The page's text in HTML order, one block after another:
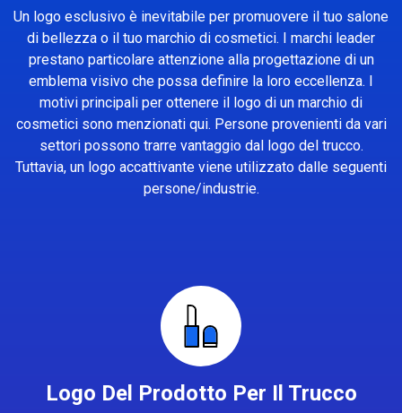
Un logo esclusivo è inevitabile per promuovere il tuo salone
di bellezza o il tuo marchio di cosmetici. I marchi leader
prestano particolare attenzione alla progettazione di un
emblema visivo che possa definire la loro eccellenza. I
motivi principali per ottenere il logo di un marchio di
cosmetici sono menzionati qui. Persone provenienti da vari
settori possono trarre vantaggio dal logo del trucco.
Tuttavia, un logo accattivante viene utilizzato dalle seguenti
persone/industrie.
Logo Del Prodotto Per Il Trucco